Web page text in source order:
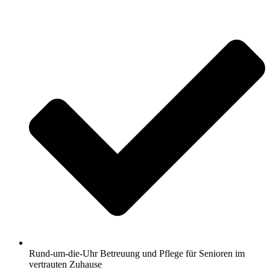
Rund-um-die-Uhr Betreuung und Pflege für Senioren im
vertrauten Zuhause